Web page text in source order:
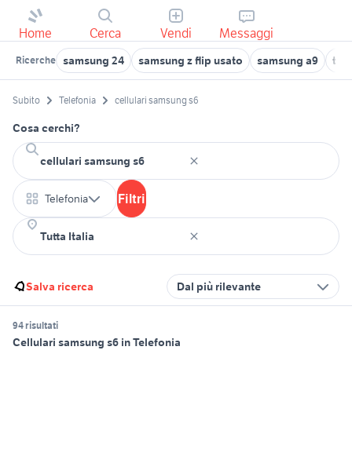
Home Cerca Vendi Messaggi
Ricerche samsung 24 samsung z flip usato samsung a9 tv
Subito Telefonia cellulari samsung s6
Cosa cerchi?
Telefonia Filtri
Salva ricerca Dal più rilevante
94 risultati
Cellulari samsung s6 in Telefonia